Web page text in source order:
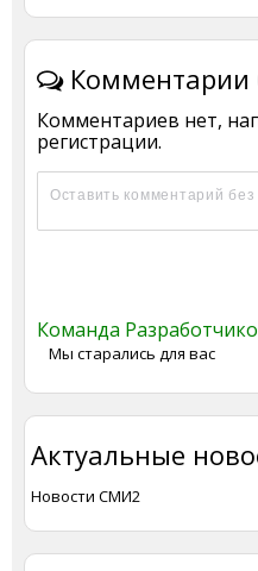
Комментарии
Комментариев нет,
регистрации.
Команда
Мы старались для вас
Актуальные
Новости СМИ2